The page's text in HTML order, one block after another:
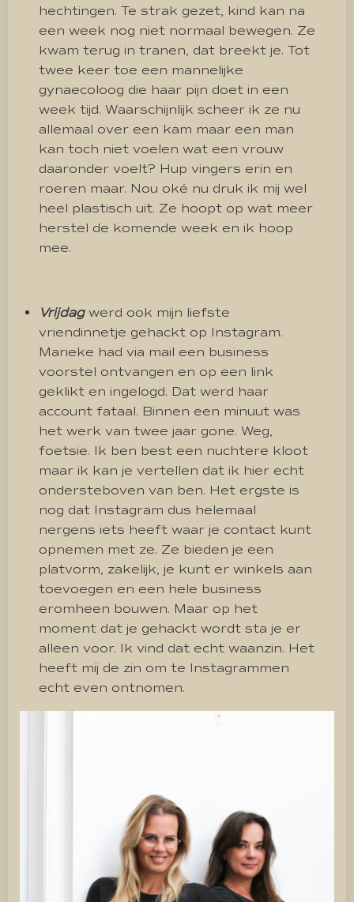
hechtingen. Te strak gezet, kind kan na
een week nog niet normaal bewegen. Ze
kwam terug in tranen, dat breekt je. Tot
twee keer toe een mannelijke
gynaecoloog die haar pijn doet in een
week tijd. Waarschijnlijk scheer ik ze nu
allemaal over een kam maar een man
kan toch niet voelen wat een vrouw
daaronder voelt? Hup vingers erin en
roeren maar. Nou oké nu druk ik mij wel
heel plastisch uit. Ze hoopt op wat meer
herstel de komende week en ik hoop
mee.
Vrijdag werd ook mijn liefste
vriendinnetje gehackt op Instagram.
Marieke had via mail een business
voorstel ontvangen en op een link
geklikt en ingelogd. Dat werd haar
account fataal. Binnen een minuut was
het werk van twee jaar gone. Weg,
foetsie. Ik ben best een nuchtere kloot
maar ik kan je vertellen dat ik hier echt
ondersteboven van ben. Het ergste is
nog dat Instagram dus helemaal
nergens iets heeft waar je contact kunt
opnemen met ze. Ze bieden je een
platvorm, zakelijk, je kunt er winkels aan
toevoegen en een hele business
eromheen bouwen. Maar op het
moment dat je gehackt wordt sta je er
alleen voor. Ik vind dat echt waanzin. Het
heeft mij de zin om te Instagrammen
echt even ontnomen.